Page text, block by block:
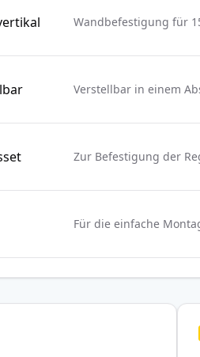
Wandbefestigung für
Verstellbar in einem
Zur Befestigung der
Für die einfache